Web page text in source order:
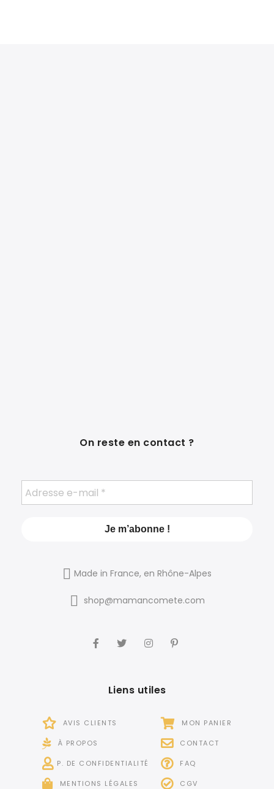
On reste en contact ?
Made in France, en Rhône-Alpes
shop@mamancomete.com
Liens utiles
AVIS CLIENTS
À PROPOS
P. DE CONFIDENTIALITÉ
MENTIONS LÉGALES
MON PANIER
CONTACT
FAQ
CGV